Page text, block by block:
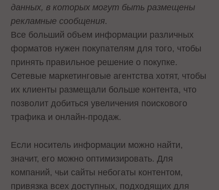
данных, в которых могут быть размещены
рекламные сообщения.
Все больший объем информации различных
форматов нужен покупателям для того, чтобы
принять правильное решение о покупке.
Сетевые маркетинговые агентства хотят, чтобы
их клиенты размещали больше контента, что
позволит добиться увеличения поискового
трафика и онлайн-продаж.
Если носитель информации можно найти,
значит, его можно оптимизировать. Для
компаний, чьи сайты небогаты контентом,
привязка всех доступных, подходящих для